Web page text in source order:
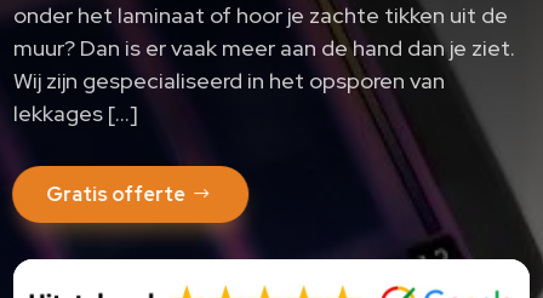
onder het laminaat of hoor je zachte tikken uit de
muur? Dan is er vaak meer aan de hand dan je ziet.​
Wij zijn gespecialiseerd in het opsporen van
lekkages […]
Gratis offerte